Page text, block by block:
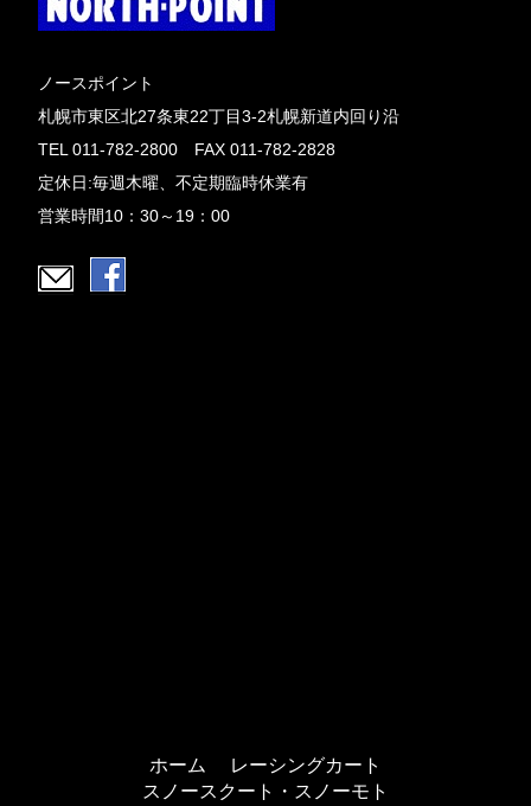
ノースポイント
札幌市東区北27条東22丁目3-2札幌新道内回り沿
TEL 011-782-2800 FAX 011-782-2828
定休日:毎週木曜、不定期臨時休業有
営業時間10：30～19：00
ホーム
レーシングカート
スノースクート・スノーモト